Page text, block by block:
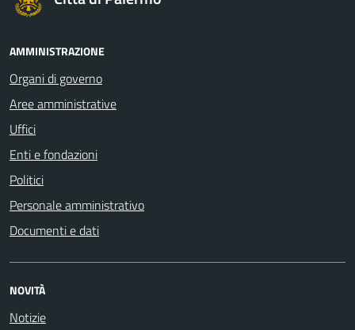
AMMINISTRAZIONE
Organi di governo
Aree amministrative
Uffici
Enti e fondazioni
Politici
Personale amministrativo
Documenti e dati
NOVITÀ
Notizie